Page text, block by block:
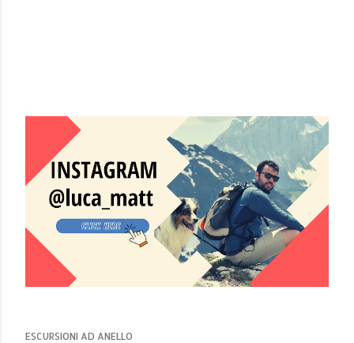
ESCURSIONI AD ANELLO